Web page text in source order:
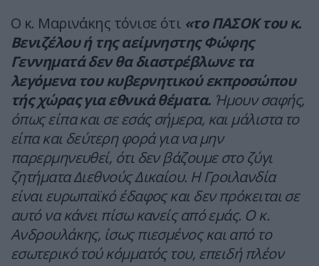
Ο κ. Μαρινάκης τόνισε ότι «το ΠΑΣΟΚ του κ.
Βενιζέλου ή της αείμνηστης Φώφης
Γεννηματά δεν θα διαστρέβλωνε τα
λεγόμενα του κυβερνητικού εκπροσώπου
τής χώρας για εθνικά θέματα. Ήμουν σαφής,
όπως είπα και σε εσάς σήμερα, και μάλιστα το
είπα και δεύτερη φορά για να μην
παρερμηνευθεί, ότι δεν βάζουμε στο ζύγι
ζητήματα Διεθνούς Δικαίου. Η Γροιλανδία
είναι ευρωπαϊκό έδαφος και δεν πρόκειται σε
αυτό να κάνει πίσω κανείς από εμάς. Ο κ.
Ανδρουλάκης, ίσως πιεσμένος και από το
εσωτερικό τού κόμματός του, επειδή πλέον